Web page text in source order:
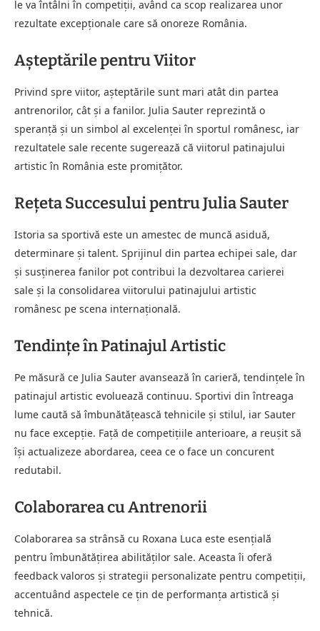
le va întâlni în competiții, având ca scop realizarea unor
rezultate excepționale care să onoreze România.
Așteptările pentru Viitor
Privind spre viitor, așteptările sunt mari atât din partea
antrenorilor, cât și a fanilor. Julia Sauter reprezintă o
speranță și un simbol al excelenței în sportul românesc, iar
rezultatele sale recente sugerează că viitorul patinajului
artistic în România este promițător.
Rețeta Succesului pentru Julia Sauter
Istoria sa sportivă este un amestec de muncă asiduă,
determinare și talent. Sprijinul din partea echipei sale, dar
și susținerea fanilor pot contribui la dezvoltarea carierei
sale și la consolidarea viitorului patinajului artistic
românesc pe scena internațională.
Tendințe în Patinajul Artistic
Pe măsură ce Julia Sauter avansează în carieră, tendințele în
patinajul artistic evoluează continuu. Sportivi din întreaga
lume caută să îmbunătățească tehnicile și stilul, iar Sauter
nu face excepție. Față de competițiile anterioare, a reușit să
își actualizeze abordarea, ceea ce o face un concurent
redutabil.
Colaborarea cu Antrenorii
Colaborarea sa strânsă cu Roxana Luca este esențială
pentru îmbunătățirea abilităților sale. Aceasta îi oferă
feedback valoros și strategii personalizate pentru competiții,
accentuând aspectele ce țin de performanța artistică și
tehnică.